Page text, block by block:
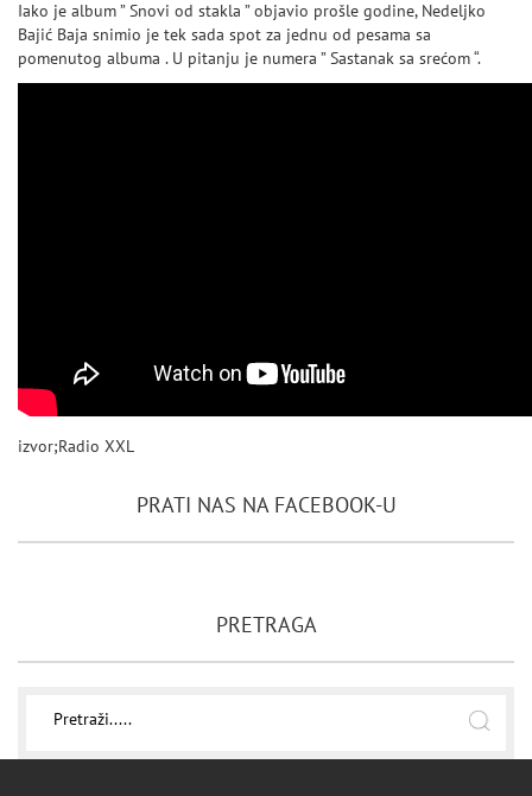
Iako je album ” Snovi od stakla ” objavio prošle godine, Nedeljko
Bajić Baja snimio je tek sada spot za jednu od pesama sa
pomenutog albuma . U pitanju je numera ” Sastanak sa srećom “.
izvor;Radio XXL
PRATI NAS NA FACEBOOK-U
PRETRAGA